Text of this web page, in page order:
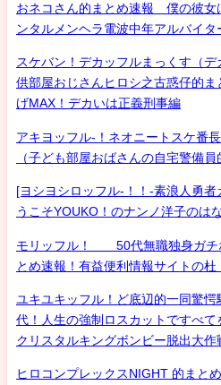
おネコさん的まとめ速報 僕の彼女
ンタルメンヘラ電波中年アルバイ
スケバン！デカッフルまっくす（
供部屋おじさんヒロシ之古惑仔的
げMAX！デカいは正義刑事編
アキヨッフル-！ネオニートスケ番
（子ども部屋おばさんの自宅警備員
[ヨシヨシロッフル-！！-素浪人勇
うこそYOUKO！のナンノ洋子のは
モリッフル！ 50代無職独身ガチ
とめ速報！有益便利情報サイトの
ユキユキッフル！ど底辺的一同驚
代！人生の強制ロスカットですべ
クリスタルキングボンビー脱出大作
ヒロコンプレックスNIGHT 的まと